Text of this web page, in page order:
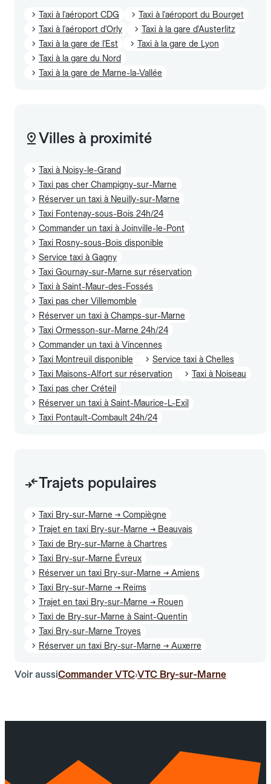
Taxi à l'aéroport CDG
Taxi à l'aéroport du Bourget
Taxi à l'aéroport d'Orly
Taxi à la gare d'Austerlitz
Taxi à la gare de l'Est
Taxi à la gare de Lyon
Taxi à la gare du Nord
Taxi à la gare de Marne-la-Vallée
Villes à proximité
Taxi à Noisy-le-Grand
Taxi pas cher Champigny-sur-Marne
Réserver un taxi à Neuilly-sur-Marne
Taxi Fontenay-sous-Bois 24h/24
Commander un taxi à Joinville-le-Pont
Taxi Rosny-sous-Bois disponible
Service taxi à Gagny
Taxi Gournay-sur-Marne sur réservation
Taxi à Saint-Maur-des-Fossés
Taxi pas cher Villemomble
Réserver un taxi à Champs-sur-Marne
Taxi Ormesson-sur-Marne 24h/24
Commander un taxi à Vincennes
Taxi Montreuil disponible
Service taxi à Chelles
Taxi Maisons-Alfort sur réservation
Taxi à Noiseau
Taxi pas cher Créteil
Réserver un taxi à Saint-Maurice-L-Exil
Taxi Pontault-Combault 24h/24
Trajets populaires
Taxi Bry-sur-Marne → Compiègne
Trajet en taxi Bry-sur-Marne → Beauvais
Taxi de Bry-sur-Marne à Chartres
Taxi Bry-sur-Marne Évreux
Réserver un taxi Bry-sur-Marne → Amiens
Taxi Bry-sur-Marne → Reims
Trajet en taxi Bry-sur-Marne → Rouen
Taxi de Bry-sur-Marne à Saint-Quentin
Taxi Bry-sur-Marne Troyes
Réserver un taxi Bry-sur-Marne → Auxerre
Voir aussiCommander VTC›VTC Bry-sur-Marne